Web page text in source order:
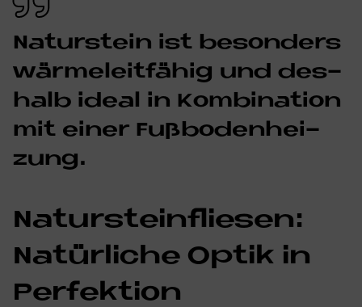
Na­tur­stein ist be­son­ders
wär­me­leit­fä­hig und des­
halb ide­al in Kom­bi­na­ti­on
mit ei­ner Fuß­bo­den­hei­
zung.
Na­tur­stein­flie­sen:
Na­tür­li­che Op­tik in
Per­fek­ti­on